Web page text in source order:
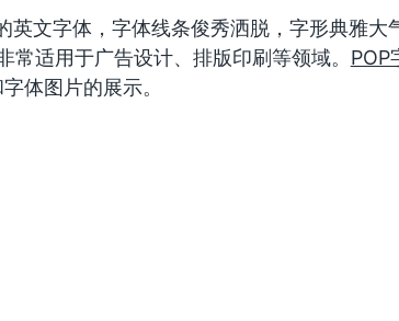
英文字体，字体线条俊秀洒脱，字形典雅大
常适用于广告设计、排版印刷等领域。 POP
体图片的展示。